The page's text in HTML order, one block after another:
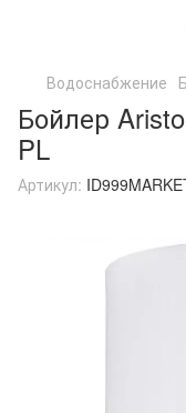
Водоснабжение
Бойлер
PL
Артикул: